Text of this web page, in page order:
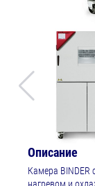
Описание
Камера